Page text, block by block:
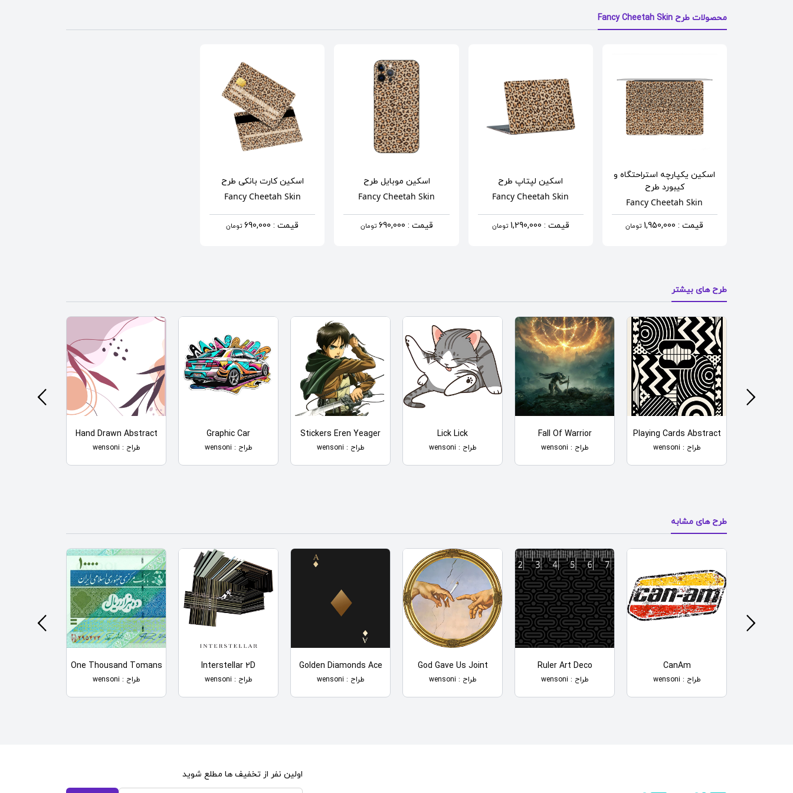
محصولات طرح Fancy Cheetah Skin
اسکین یکپارچه استراحتگاه و
کیبورد طرح
Fancy Cheetah Skin
قیمت : 1,950,000 تومان
اسکین لپتاپطرح
Fancy Cheetah Skin
قیمت : 1,290,000 تومان
اسکین موبایل طرح
Fancy Cheetah Skin
قیمت : 690,000 تومان
اسکین کارت بانکی طرح
Fancy Cheetah Skin
قیمت : 690,000 تومان
طرح های بیشتر
Playing Cards Abstract
طراح : wensoni
Fall Of Warrior
طراح : wensoni
Lick Lick
طراح : wensoni
Stickers Eren Yeager
طراح : wensoni
Graphic Car
طراح : wensoni
Hand Drawn Abstract
طراح : wensoni
طرح های مشابه
CanAm
طراح : wensoni
Ruler Art Deco
طراح : wensoni
God Gave Us Joint
طراح : wensoni
Golden Diamonds Ace
طراح : wensoni
Interstellar 2D
طراح : wensoni
One Thousand Tomans
طراح : wensoni
اولین نفر از تخفیف ها مطلع شوید